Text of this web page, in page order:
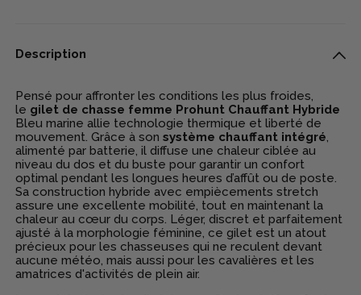
Description
Pensé pour affronter les conditions les plus froides,
le gilet de chasse femme Prohunt Chauffant Hybride
Bleu marine allie technologie thermique etliberté de
mouvement. Grâce à sonsystème chauffant intégré,
alimenté par batterie, il diffuse une chaleur ciblée au
niveau du dos et du buste pour garantir un confort
optimal pendant les longues heures d’affût ou de poste.
Sa constructionhybride avec empiècements stretch
assure une excellentemobilité, tout en maintenant la
chaleur au cœur du corps. Léger, discret etparfaitement
ajusté à la morphologie féminine, ce gilet est un atout
précieux pour les chasseuses qui ne reculent devant
aucune météo, mais aussi pour les cavalières et les
amatrices d'activités de plein air.